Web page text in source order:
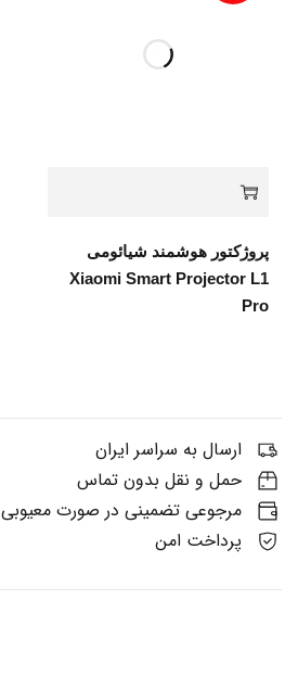
پروژکتور هوشمند شیائومی
Xiaomi Smart Projector L1
Pro
ارسال به سراسر ایران
حمل و نقل بدون تماس
مرجوعی تضمینی در صورت معیوبی
پرداخت امن